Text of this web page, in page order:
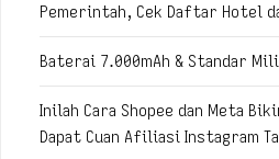
Pemerintah, Cek Daftar Hotel
Baterai 7.000mAh & Standar
Inilah Cara Shopee dan Meta
Dapat Cuan Afiliasi Instagram